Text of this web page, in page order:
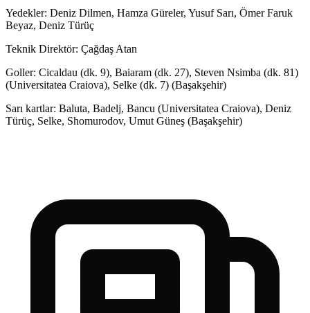
Yedekler: Deniz Dilmen, Hamza Güreler, Yusuf Sarı, Ömer Faruk
Beyaz, Deniz Türüç
Teknik Direktör: Çağdaş Atan
Goller: Cicaldau (dk. 9), Baiaram (dk. 27), Steven Nsimba (dk. 81)
(Universitatea Craiova), Selke (dk. 7) (Başakşehir)
Sarı kartlar: Baluta, Badelj, Bancu (Universitatea Craiova), Deniz
Türüç, Selke, Shomurodov, Umut Güneş (Başakşehir)